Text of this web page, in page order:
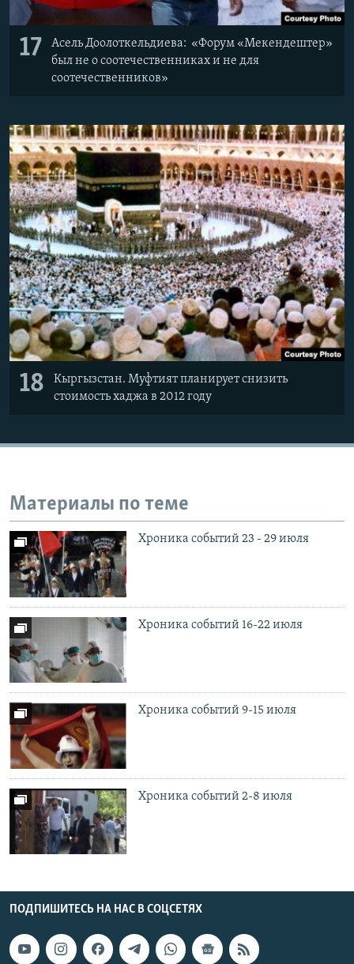
17
Асель Доолоткельдиева: «Форум «Мекендештер»
был не о соотечественниках и не для
соотечественников»
18
Кыргызстан. Муфтият планирует снизить
стоимость хаджа в 2012 году
Материалы по теме
Хроника событий 23 - 29 июля
Хроника событий 16-22 июля
Хроника событий 9-15 июля
Хроника событий 2-8 июля
ПОДПИШИТЕСЬ НА НАС В СОЦСЕТЯХ